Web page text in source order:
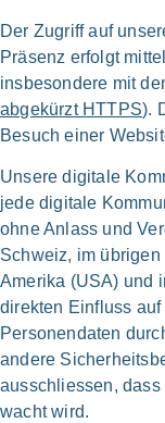
Der Zugriff auf
Prä­senz erfolgt
ins­be­son­de­re mit
abge­kürzt HTTPS).
Besuch einer
Unse­re digi­ta­le
jede digi­ta­le
ohne Anlass und
Schweiz, im
Ame­ri­ka (USA) und
direk­ten Ein­fluss
Personen­daten
ande­re
aus­schlies­sen,
wacht wird.